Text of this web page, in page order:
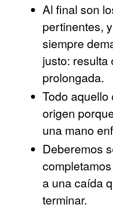
Al final son
pertinentes,
siempre
justo:
prolongada.
Todo
origen
una mano
Deberemos
a una caída
terminar.